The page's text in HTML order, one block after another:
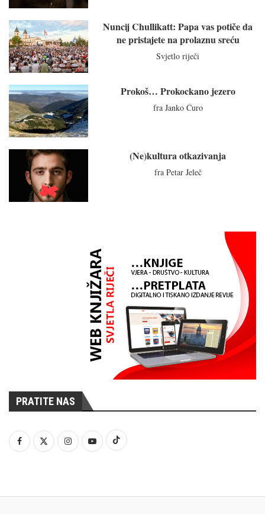
Nuncij Chullikatt: Papa vas potiče da
ne pristajete na prolaznu sreću
Svjetlo riječi
Prokoš… Prokockano jezero
fra Janko Ćuro
(Ne)kultura otkazivanja
fra Petar Jeleč
PRATITE NAS